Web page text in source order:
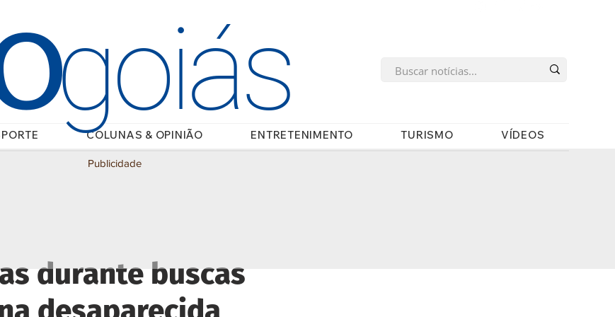
COLUNAS & OPINIÃO ENTRETENIMENTO TURISMO VÍDEOS
goiás
durante buscas
Publicidade